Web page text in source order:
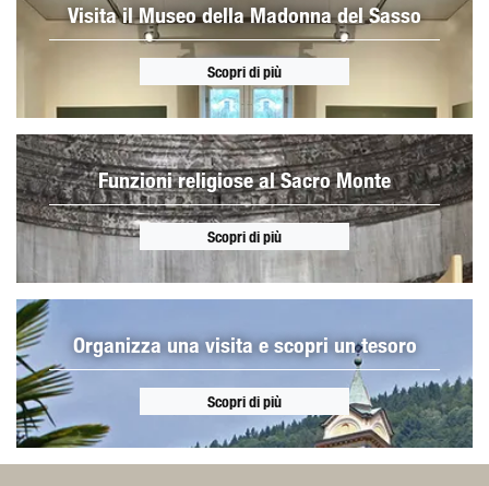
Visita il Museo della Madonna del Sasso
Scopri di più
Funzioni religiose al Sacro Monte
Scopri di più
Organizza una visita e scopri un tesoro
Scopri di più